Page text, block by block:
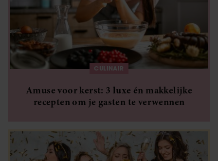
CULINAIR
Amuse voor kerst: 3 luxe én makkelijke
recepten om je gasten te verwennen